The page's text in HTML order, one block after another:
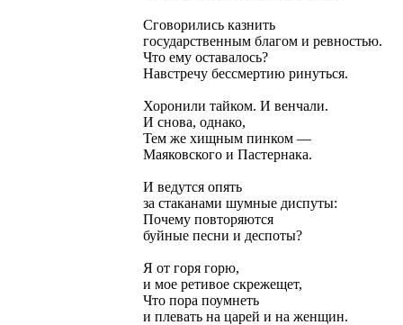
Сговорились казнить
государственным благом и ревностью.
Что ему оставалось?
Навстречу бессмертию ринуться.
Хоронили тайком. И венчали.
И снова, однако,
Тем же хищным пинком —
Маяковского и Пастернака.
И ведутся опять
за стаканами шумные диспуты:
Почему повторяются
буйные песни и деспоты?
Я от горя горю,
и мое ретивое скрежещет,
Что пора поумнеть
и плевать на царей и на женщин.